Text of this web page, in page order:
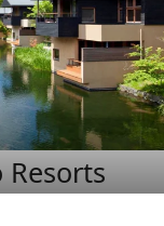
Resorts